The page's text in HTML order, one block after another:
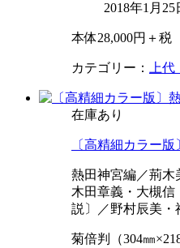
2018年1月25
本体28,000円＋税
カテゴリー： 上
在庫あり
〔高精細カラー
熱田神宮編／荊木
木田章義・大槻
説〕／野村辰美・
菊倍判（304㎜